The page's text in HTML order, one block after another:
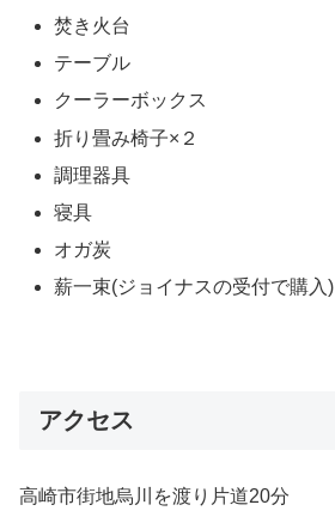
焚き火台
テーブル
クーラーボックス
折り畳み椅子×２
調理器具
寝具
オガ炭
薪一束(ジョイナスの受付で購入)
アクセス
高崎市街地烏川を渡り片道20分